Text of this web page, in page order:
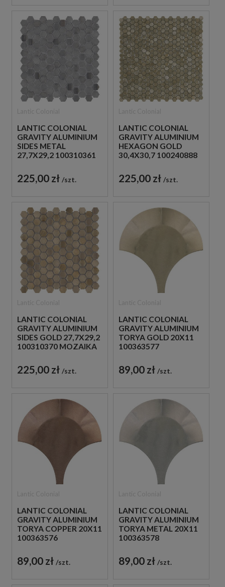
LANTIC COLONIAL
GRAVITY ALUMINIUM
SIDES METAL
27,7X29,2 100310361
DEKORACYJNA
METALOWA
225,00 zł szt.
LANTIC COLONIAL
GRAVITY ALUMINIUM
HEXAGON GOLD
30,4X30,7 100240888
SZCZOTKOWANA
225,00 zł szt.
LANTIC COLONIAL
GRAVITY ALUMINIUM
SIDES GOLD 27,7X29,2
100310370 MOZAIKA
METALOWA
225,00 zł szt.
LANTIC COLONIAL
GRAVITY ALUMINIUM
TORYA GOLD 20X11
100363577
ŚCIENNA W ZŁOTYM
ODCIENIU
89,00 zł szt.
LANTIC COLONIAL
GRAVITY ALUMINIUM
TORYA COPPER 20X11
100363576
ŚCIENNA W
BRĄZOWYM
89,00 zł szt.
LANTIC COLONIAL
GRAVITY ALUMINIUM
TORYA METAL 20X11
100363578
METALOWA MOZAIKA
ŚCIENNA W
89,00 zł szt.